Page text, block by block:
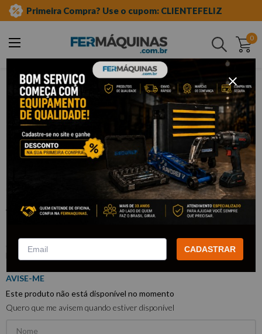
Primeira Compra? Use o cupom: CLIENTEFELIZ
0
Buscar
ferramentas automotivas especiais
alicates especiais
Alicate Extrator p/ Conectores POP-
TOP - FERRAMEC
FC-ALI01
FERRAMEC
Este produto não está disponível no momento
Quero que me avisem quando estiver disponível
CADASTRAR